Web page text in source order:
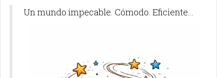
Un mundo impecable. Cómodo. Eficiente...